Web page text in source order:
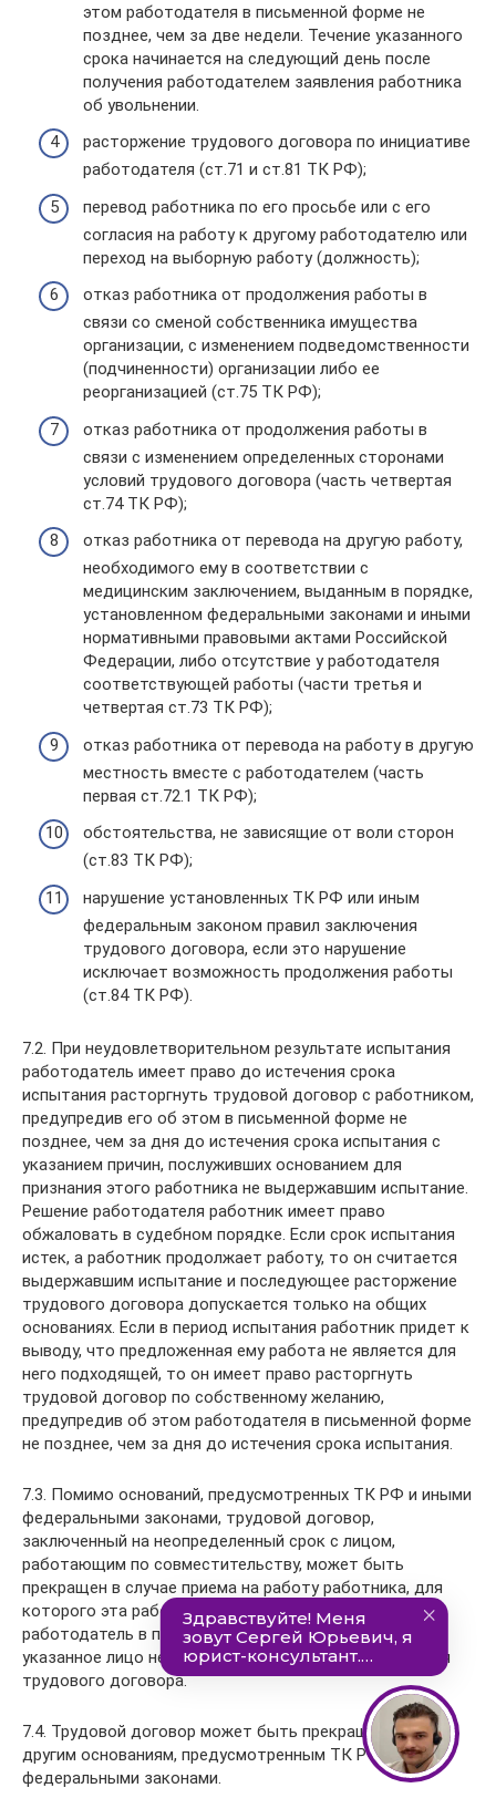
этом работодателя в письменной форме не
позднее, чем за две недели. Течение указанного
срока начинается на следующий день после
получения работодателем заявления работника
об увольнении.
расторжение трудового договора по инициативе
работодателя (ст.71 и ст.81 ТК РФ);
перевод работника по его просьбе или с его
согласия на работу к другому работодателю или
переход на выборную работу (должность);
отказ работника от продолжения работы в
связи со сменой собственника имущества
организации, с изменением подведомственности
(подчиненности) организации либо ее
реорганизацией (ст.75 ТК РФ);
отказ работника от продолжения работы в
связи с изменением определенных сторонами
условий трудового договора (часть четвертая
ст.74 ТК РФ);
отказ работника от перевода на другую работу,
необходимого ему в соответствии с
медицинским заключением, выданным в порядке,
установленном федеральными законами и иными
нормативными правовыми актами Российской
Федерации, либо отсутствие у работодателя
соответствующей работы (части третья и
четвертая ст.73 ТК РФ);
отказ работника от перевода на работу в другую
местность вместе с работодателем (часть
первая ст.72.1 ТК РФ);
обстоятельства, не зависящие от воли сторон
(ст.83 ТК РФ);
нарушение установленных ТК РФ или иным
федеральным законом правил заключения
трудового договора, если это нарушение
исключает возможность продолжения работы
(ст.84 ТК РФ).
7.2. При неудовлетворительном результате испытания
работодатель имеет право до истечения срока
испытания расторгнуть трудовой договор с работником,
предупредив его об этом в письменной форме не
позднее, чем за дня до истечения срока испытания с
указанием причин, послуживших основанием для
признания этого работника не выдержавшим испытание.
Решение работодателя работник имеет право
обжаловать в судебном порядке. Если срок испытания
истек, а работник продолжает работу, то он считается
выдержавшим испытание и последующее расторжение
трудового договора допускается только на общих
основаниях. Если в период испытания работник придет к
выводу, что предложенная ему работа не является для
него подходящей, то он имеет право расторгнуть
трудовой договор по собственному желанию,
предупредив об этом работодателя в письменной форме
не позднее, чем за дня до истечения срока испытания.
7.3. Помимо оснований, предусмотренных ТК РФ и иными
федеральными законами, трудовой договор,
заключенный на неопределенный срок с лицом,
работающим по совместительству, может быть
прекращен в случае приема на работу работника, для
которого эта работа будет являться основной, о чем
работодатель в письменной форме предупреждает
указанное лицо не менее, чем за дней до прекращения
трудового договора.
7.4. Трудовой договор может быть прекращен и по
другим основаниям, предусмотренным ТК РФ и иными
федеральными законами.